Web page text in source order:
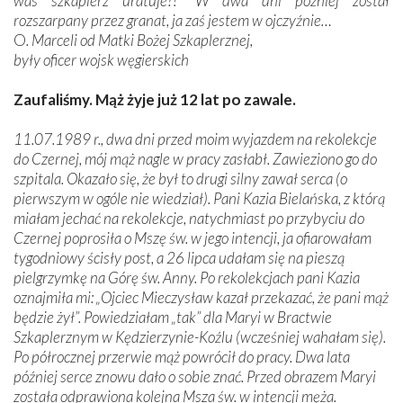
rozszarpany przez granat, ja zaś jestem w ojczyźnie…
O. Marceli od Matki Bożej Szkaplerznej,
były oficer wojsk węgierskich
Zaufaliśmy. Mąż żyje już 12 lat po zawale.
11.07.1989 r., dwa dni przed moim wyjazdem na rekolekcje
do Czernej, mój mąż nagle w pracy zasłabł. Zawieziono go do
szpitala. Okazało się, że był to drugi silny zawał serca (o
pierwszym w ogóle nie wiedział). Pani Kazia Bielańska, z którą
miałam jechać na rekolekcje, natychmiast po przybyciu do
Czernej poprosiła o Mszę św. w jego intencji, ja ofiarowałam
tygodniowy ścisły post, a 26 lipca udałam się na pieszą
pielgrzymkę na Górę św. Anny. Po rekolekcjach pani Kazia
oznajmiła mi: „Ojciec Mieczysław kazał przekazać, że pani mąż
będzie żył”. Powiedziałam „tak” dla Maryi w Bractwie
Szkaplerznym w Kędzierzynie-Koźlu (wcześniej wahałam się).
Po półrocznej przerwie mąż powrócił do pracy. Dwa lata
później serce znowu dało o sobie znać. Przed obrazem Maryi
została odprawiona kolejna Msza św. w intencji męża.